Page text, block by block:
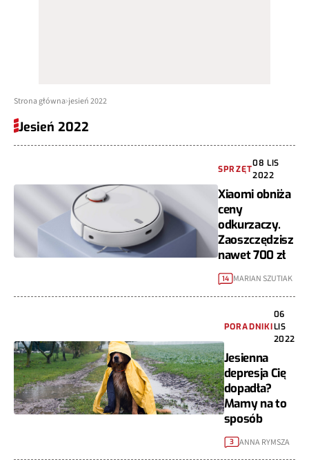
Strona główna jesień 2022
Jesień 2022
SPRZĘT
08 LIS
2022
Xiaomi obniża
ceny
odkurzaczy.
Zaoszczędzisz
nawet 700 zł
14 MARIAN SZUTIAK
PORADNIKI
06
LIS
2022
Jesienna
depresja Cię
dopadła?
Mamy na to
sposób
3 ANNA RYMSZA